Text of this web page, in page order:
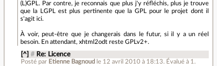
(L)GPL. Par contre, je reconnais que plus j'y réfléchis, plus je trouve
que la LGPL est plus pertinente que la GPL pour le projet dont il
s'agit ici.
À voir, peut-être que je changerais dans le futur, si il y a un réel
besoin. En attendant, xhtml2odt reste GPLv2+.
[^] # Re: Licence
Posté par Etienne Bagnoud le 12 avril 2010 à 18:13. Évalué à 1 .